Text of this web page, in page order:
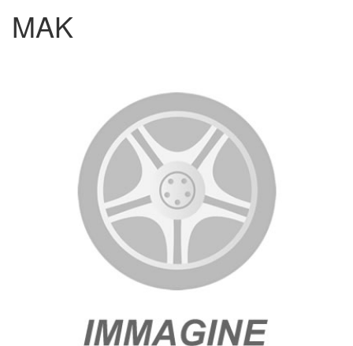
MAK